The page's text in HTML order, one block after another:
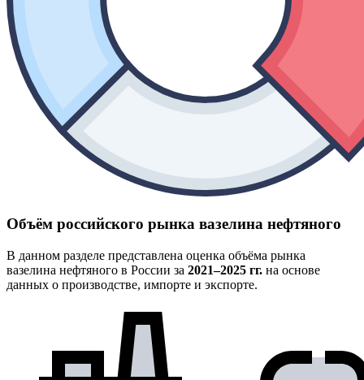
Объём российского рынка вазелина нефтяного
В данном разделе представлена оценка объёма рынка
вазелина нефтяного в России за 2021–2025 гг. на основе
данных о производстве, импорте и экспорте.